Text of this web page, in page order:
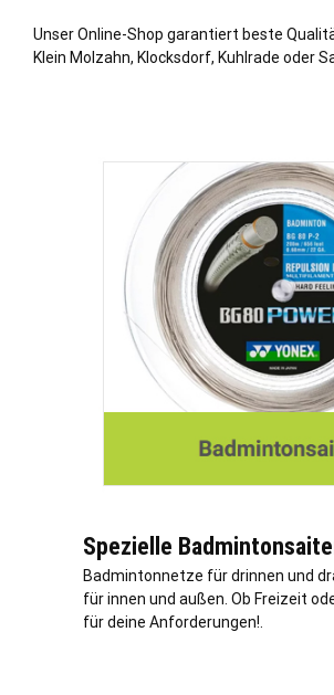
Unser Online-Shop garantiert beste
Klein Molzahn, Klocksdorf, Kuhlrade oder
Spezielle
Badmintonnetze für drinnen und
für innen und außen. Ob Freizeit
für deine Anforderungen!.